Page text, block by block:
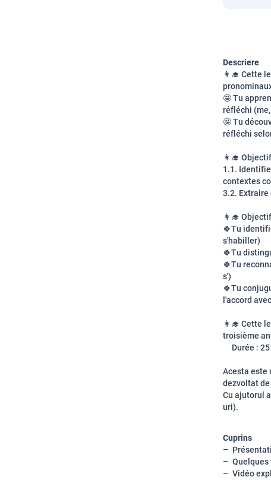
Descriere
👩‍🎓 Cette
🤩 Tu
réfléchi
🤩 Tu
réfléchi
👩‍🎓
1.1.
contextes
3.2.
👩‍🎓
🍀Tu
s'habiller)
🍀Tu
🍀Tu
s')
🍀Tu
l'accord
👩‍🎓 Cette
troisième
Durée : 25
Acesta este
dezvoltat de
Cu ajutorul
uri).
Cuprins
Quelques
Vidéo